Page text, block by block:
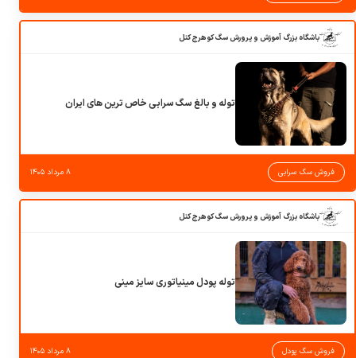
باشگاه بزرگ آموزش و پرورش سگ کوهرج کنل
توله و بالغ سگ سرابی خاص ترین های ایران
فروش سگ سرابی ۸ مرداد ۱۴۰۵
باشگاه بزرگ آموزش و پرورش سگ کوهرج کنل
توله پودل مینیاتوری سایز مینی
فروش سگ پودل ۸ مرداد ۱۴۰۵